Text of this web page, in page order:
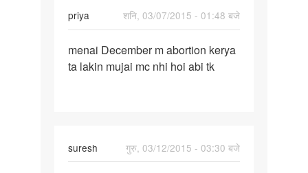
priya
शनि, 03/07/2015 - 01:48 बजे
menai
December
menai December m abortion kerya
ta lakin mujai mc nhi hoi abi tk
suresh
गुरु, 03/12/2015 - 03:30 बजे